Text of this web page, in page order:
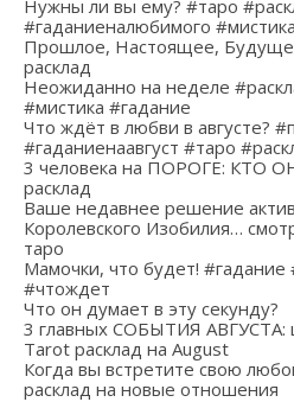
Нужны ли вы ему? #таро
#гаданиеналюбимого
Прошлое, Настоящее,
расклад
Неожиданно на неделе
#мистика #гадание
Что ждёт в любви в августе?
#гаданиенаавгуст #таро
3 человека на ПОРОГЕ: КТО
расклад
Ваше недавнее решение
Королевского Изобилия…
таро
Мамочки, что будет!
#чтождет
Что он думает в эту секунду?
3 главных СОБЫТИЯ АВГУСТА:
Tarot расклад на August
Когда вы встретите свою
расклад на новые отношения